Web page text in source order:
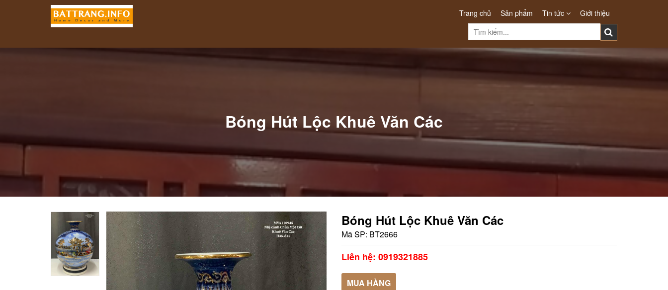
Trang chủ Sản phẩm Tin tức Giới thiệu
Bóng Hút Lộc Khuê Văn Các
Bóng Hút Lộc Khuê Văn Các
Mã SP: BT2666
Liên hệ: 0919321885
MUA HÀNG